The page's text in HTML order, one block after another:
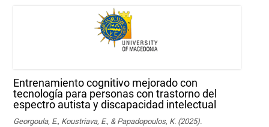
Entrenamiento cognitivo mejorado con
tecnología para personas con trastorno del
espectro autista y discapacidad intelectual
Georgoula, E., Koustriava, E., & Papadopoulos, K. (2025).